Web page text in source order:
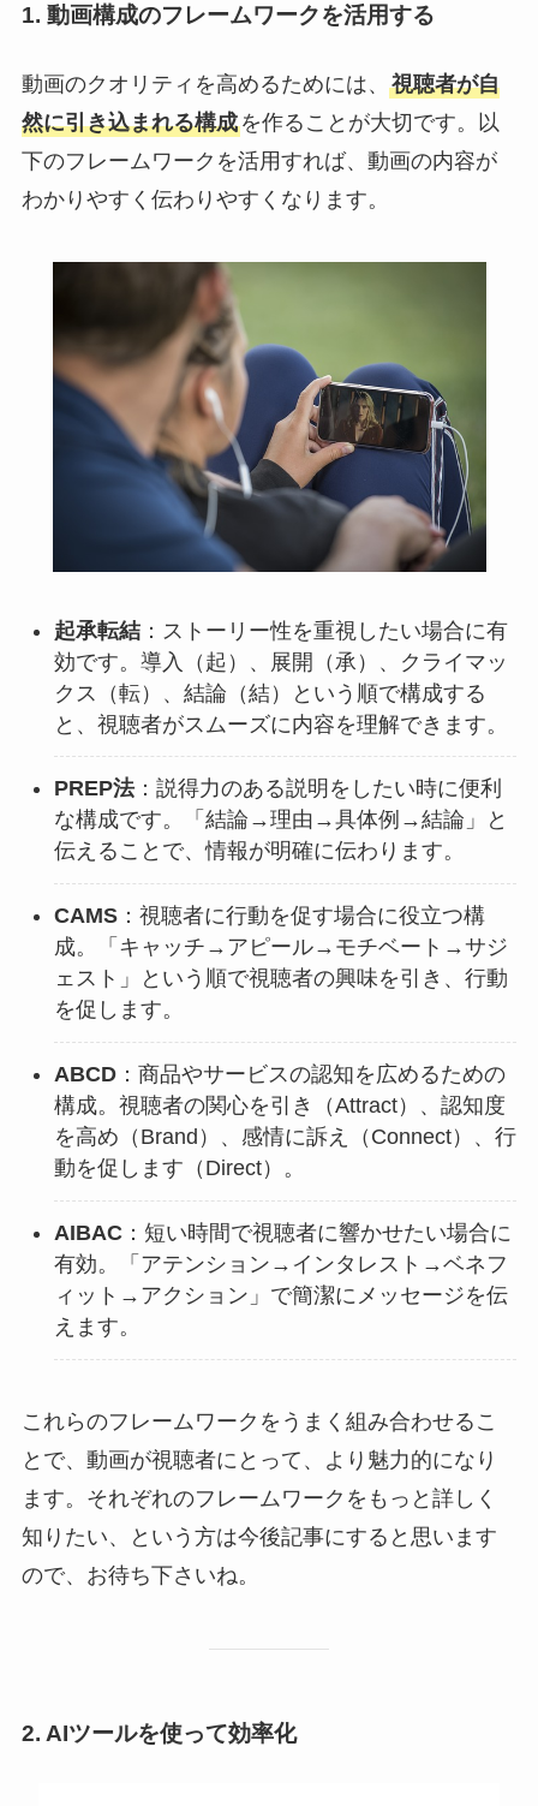
1. 動画構成のフレームワークを活用する
動画のクオリティを高めるためには、 視聴者が自
然に引き込まれる構成を作ることが大切です。以
下のフレームワークを活用すれば、動画の内容が
わかりやすく伝わりやすくなります。
起承転結：ストーリー性を重視したい場合に有
効です。導入（起）、展開（承）、クライマッ
クス（転）、結論（結）という順で構成する
と、視聴者がスムーズに内容を理解できます。
PREP法：説得力のある説明をしたい時に便利
な構成です。「結論→理由→具体例→結論」と
伝えることで、情報が明確に伝わります。
CAMS：視聴者に行動を促す場合に役立つ構
成。「キャッチ→アピール→モチベート→サジ
ェスト」という順で視聴者の興味を引き、行動
を促します。
ABCD：商品やサービスの認知を広めるための
構成。視聴者の関心を引き（Attract）、認知度
を高め（Brand）、感情に訴え（Connect）、行
動を促します（Direct）。
AIBAC：短い時間で視聴者に響かせたい場合に
有効。「アテンション→インタレスト→ベネフ
ィット→アクション」で簡潔にメッセージを伝
えます。
これらのフレームワークをうまく組み合わせるこ
とで、動画が視聴者にとって、より魅力的になり
ます。それぞれのフレームワークをもっと詳しく
知りたい、という方は今後記事にすると思います
ので、お待ち下さいね。
2. AIツールを使って効率化